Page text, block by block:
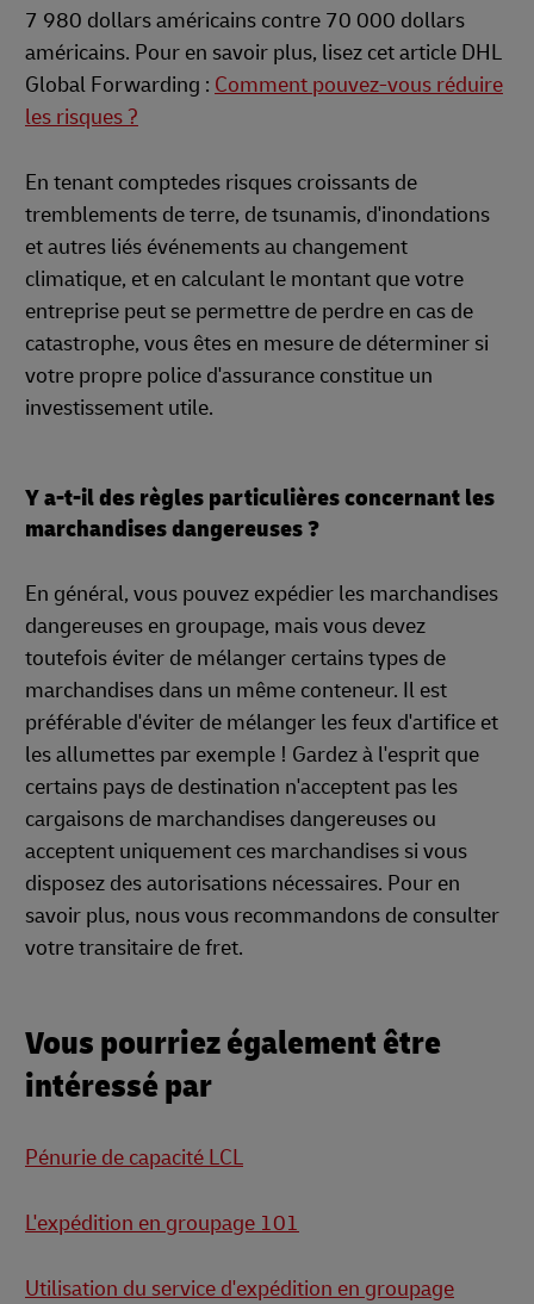
7 980 dollars américains contre 70 000 dollars
américains. Pour en savoir plus, lisez cet article DHL
Global Forwarding : Comment pouvez-vous réduire
les risques ?
En tenant comptedes risques croissants de
tremblements de terre, de tsunamis, d'inondations
et autres liés événements au changement
climatique, et en calculant le montant que votre
entreprise peut se permettre de perdre en cas de
catastrophe, vous êtes en mesure de déterminer si
votre propre police d'assurance constitue un
investissement utile.
Y a-t-il des règles particulières concernant les
marchandises dangereuses ?
En général, vous pouvez expédier les marchandises
dangereuses en groupage, mais vous devez
toutefois éviter de mélanger certains types de
marchandises dans un même conteneur. Il est
préférable d'éviter de mélanger les feux d'artifice et
les allumettes par exemple ! Gardez à l'esprit que
certains pays de destination n'acceptent pas les
cargaisons de marchandises dangereuses ou
acceptent uniquement ces marchandises si vous
disposez des autorisations nécessaires. Pour en
savoir plus, nous vous recommandons de consulter
votre transitaire de fret.
Vous pourriez également être
intéressé par
Pénurie de capacité LCL
L'expédition en groupage 101
Utilisation du service d'expédition en groupage